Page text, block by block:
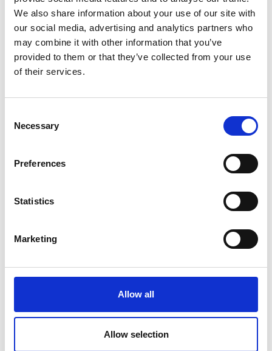
We also share information about your use of our site with
our social media, advertising and analytics partners who
may combine it with other information that you’ve
provided to them or that they’ve collected from your use
of their services.
Selection
Necessary
Preferences
Statistics
Marketing
Allow all
Allow selection
Articles liés